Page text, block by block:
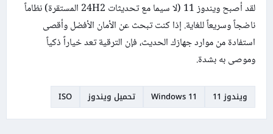
لقد أصبح ويندوز 11 (لا سيما مع تحديثات 24H2 المستقرة) نظاماً
ناضجاً وسريعاً للغاية. إذا كنت تبحث عن الأمان الأفضل وأقصى
استفادة من موارد جهازك الحديث، فإن الترقية تعد خياراً ذكياً
وموصى به بشدة.
ويندوز 11 Windows 11 تحميل ويندوز ISO